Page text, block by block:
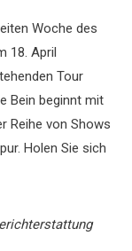
Woche des
18. April
Tour
Bein beginnt mit
Reihe von Shows
Holen Sie sich